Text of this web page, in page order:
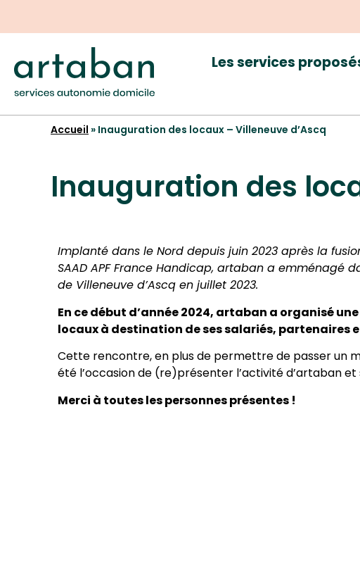
Les services
Accueil » Inauguration des locaux – Villeneuve d’Ascq
Inauguration des
Implanté dans le Nord depuis juin 2023 après la
SAAD APF France Handicap, artaban a emménagé
de Villeneuve d’Ascq en juillet 2023.
En ce début d’année 2024, artaban a organisé
locaux à destination de ses salariés, partenaires
Cette rencontre, en plus de permettre de passer un
été l’occasion de (re)présenter l’activité d’artaban et
Merci à toutes les personnes présentes !